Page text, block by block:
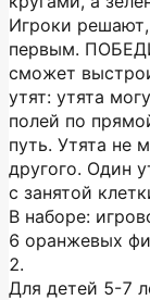
Игроки решают,
первым.
сможет
утят: утята
полей по
путь. Утята не
другого. Один
с занятой
В наборе:
6 оранжевых
2.
Для детей 5-7